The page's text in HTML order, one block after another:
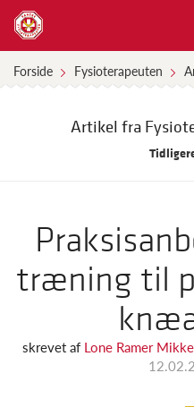
Forside Fysioterapeuten
Artikel fra
træning til
skrevet af Lone Ramer